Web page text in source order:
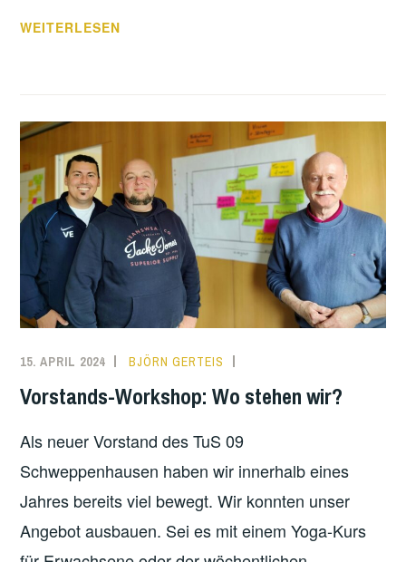
FROHE
WEITERLESEN
15. APRIL 2024 BJÖRN GERTEIS
Vorstands-Workshop: Wo stehen wir?
Als neuer Vorstand des TuS 09
Schweppenhausen haben wir innerhalb eines
Jahres bereits viel bewegt. Wir konnten unser
Angebot ausbauen. Sei es mit einem Yoga-Kurs